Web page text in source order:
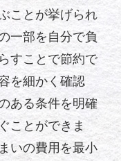
ことが挙げられ
一部を自分で負
すことで節約で
を細かく確認
ある条件を明確
ことができま
いの費用を最小